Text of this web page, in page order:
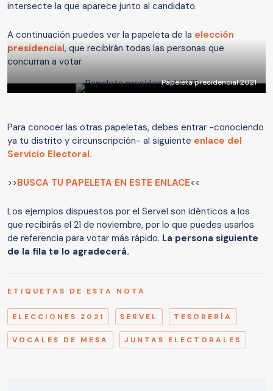
intersecte la que aparece junto al candidato.
A continuación puedes ver la papeleta de la elección
presidencial, que recibirán todas las personas que
concurran a votar.
Papeleta presidencial 2021
Para conocer las otras papeletas, debes entrar -conociendo
ya tu distrito y circunscripción- al siguiente enlace del
Servicio Electoral.
>>BUSCA TU PAPELETA EN ESTE ENLACE<<
Los ejemplos dispuestos por el Servel son idénticos a los
que recibirás el 21 de noviembre, por lo que puedes usarlos
de referencia para votar más rápido. La persona siguiente
de la fila te lo agradecerá.
ETIQUETAS DE ESTA NOTA
ELECCIONES 2021 SERVEL TESORERÍA
VOCALES DE MESA JUNTAS ELECTORALES